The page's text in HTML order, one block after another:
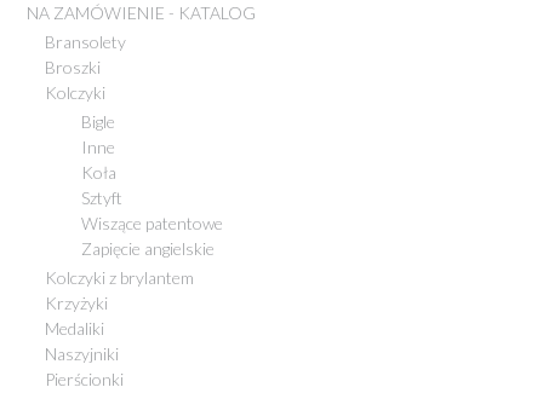
NA ZAMÓWIENIE - KATALOG
Bransolety
Broszki
Kolczyki
Bigle
Inne
Koła
Sztyft
Wiszące patentowe
Zapięcie angielskie
Kolczyki z brylantem
Krzyżyki
Medaliki
Naszyjniki
Pierścionki